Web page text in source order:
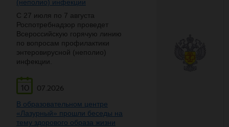
(неполио) инфекции
С 27 июля по 7 августа
Роспотребнадзор проведет
Всероссийскую горячую линию
по вопросам профилактики
энтеровирусной (неполио)
инфекции.
10
07.2026
В образовательном центре
«Лазурный» прошли беседы на
тему здорового образа жизни